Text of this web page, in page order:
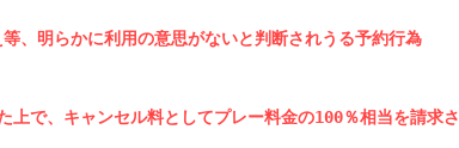
、明らかに利用の意思がないと判断されうる予約行為
で、キャンセル料としてプレー料金の100％相当を請求さ